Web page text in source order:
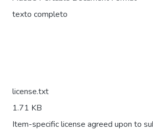
texto completo
license.txt
1.71 KB
Item-specific license agreed upon to